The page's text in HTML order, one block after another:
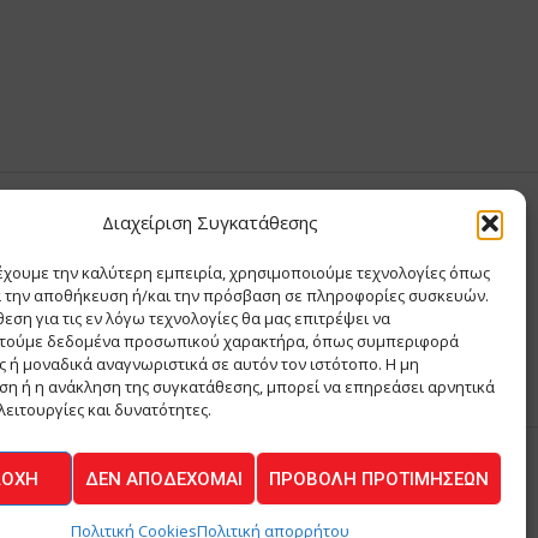
Διαχείριση Συγκατάθεσης
την καλύτερη εμπειρία, χρησιμοποιούμε τεχνολογίες όπως
την αποθήκευση ή/και την πρόσβαση σε πληροφορίες συσκευών.
για τις εν λόγω τεχνολογίες θα μας επιτρέψει να
δεδομένα προσωπικού χαρακτήρα, όπως συμπεριφορά
ή μοναδικά αναγνωριστικά σε αυτόν τον ιστότοπο. Η μη
ή η ανάκληση της συγκατάθεσης, μπορεί να επηρεάσει αρνητικά
και δυνατότητες.
ΔΕΝ ΑΠΟΔΈΧΟΜΑΙ ΠΡΟΒΟΛΉ ΠΡΟΤΙΜΉΣΕΩΝ
Πολιτική CookiesΠολιτική απορρήτου
Θ ΚΑΙ ΣΙΑ ΜΟΝΟΠΡΟΣΩΠΗ ΙΚΕ